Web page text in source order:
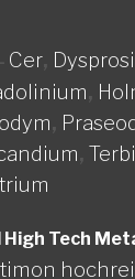
Cer,
,
,
,
High Tech